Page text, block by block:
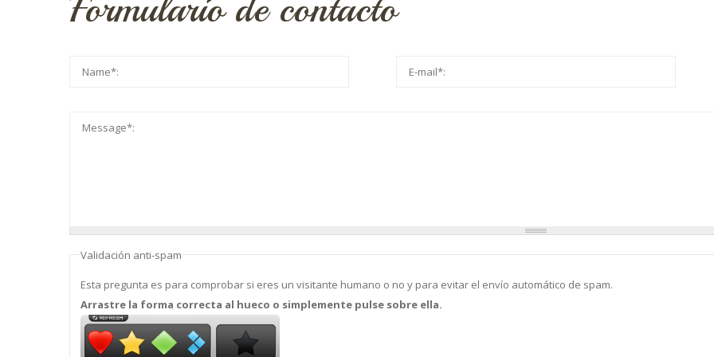
Su nombre Su dirección de correo electrónico
Validación anti-spam
Esta pregunta es para comprobar si eres un visitante humano o no y para evitar el envío automático de spam.
Arrastre la forma correcta al hueco o simplemente pulse sobre ella.